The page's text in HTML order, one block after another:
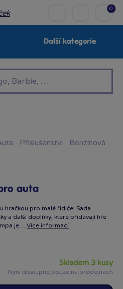
0
Další kategorie
· Příslušenství · Benzínová
auta
hračkou pro malé řidiče! Sada
a další doplňky, které přidávají hře
je… Více informací
skladem 3 kusy
Nyní dostupné pouze na prodejnách